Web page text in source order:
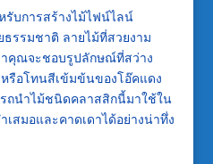
รับการสร้างไม้ไฟน์ไลน์
ธรรมชาติ ลายไม้ที่สวยงาม
าคุณจะชอบรูปลักษณ์ที่สว่าง
รือโทนสีเข้มข้นของโอ๊คแดง
ถนำไม้ชนิดคลาสสิกนี้มาใช้ใน
สมอและคาดเดาได้อย่างน่าทึ่ง